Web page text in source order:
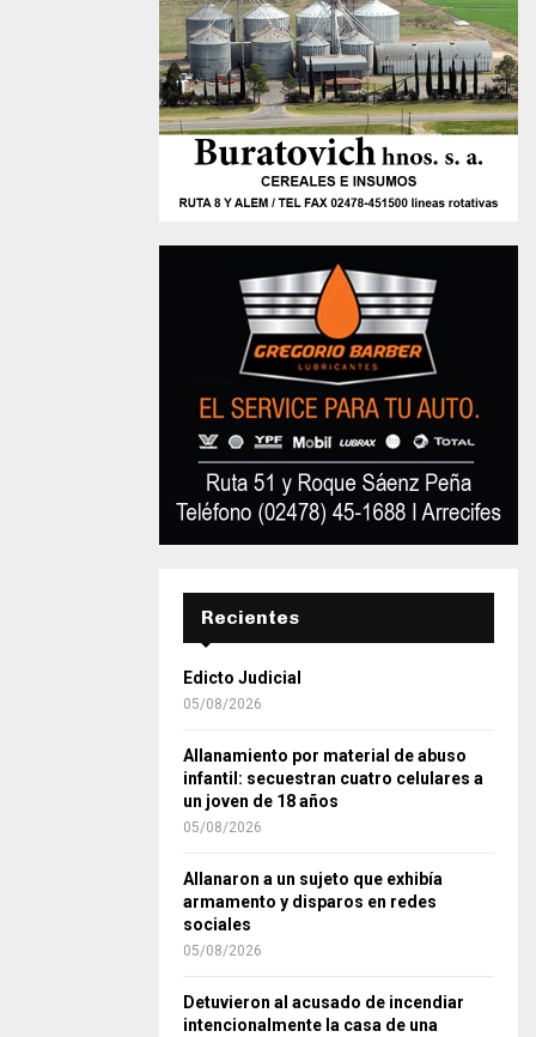
Recientes
Edicto Judicial
05/08/2026
Allanamiento por material de abuso
infantil: secuestran cuatro celulares a
un joven de 18 años
05/08/2026
Allanaron a un sujeto que exhibía
armamento y disparos en redes
sociales
05/08/2026
Detuvieron al acusado de incendiar
intencionalmente la casa de una